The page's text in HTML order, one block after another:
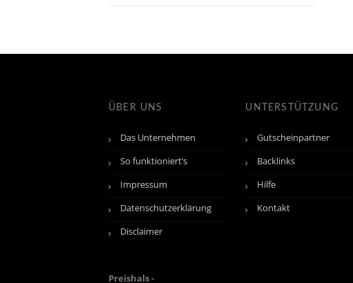
ÜBER UNS
Das Unternehmen
So funktioniert’s
Impressum
Datenschutzerklärung
Disclaimer
Preishals -
UNTERSTÜTZUNG
Gutscheinpartner
Backlinks
Hilfe
Kontakt